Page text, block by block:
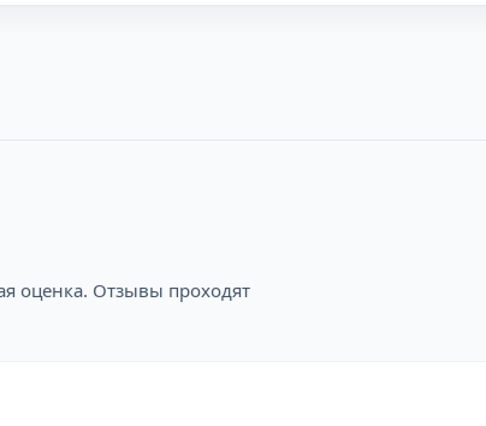
оценка. Отзывы проходят